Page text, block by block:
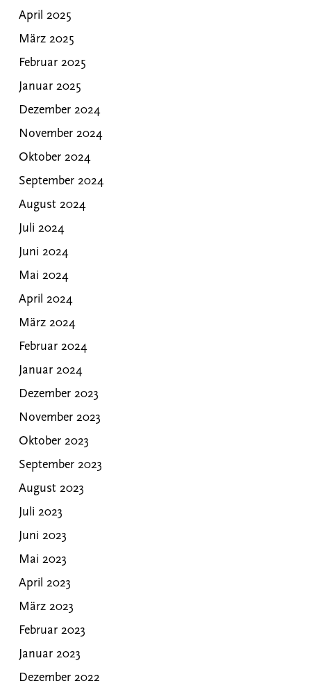
April 2025
März 2025
Februar 2025
Januar 2025
Dezember 2024
November 2024
Oktober 2024
September 2024
August 2024
Juli 2024
Juni 2024
Mai 2024
April 2024
März 2024
Februar 2024
Januar 2024
Dezember 2023
November 2023
Oktober 2023
September 2023
August 2023
Juli 2023
Juni 2023
Mai 2023
April 2023
März 2023
Februar 2023
Januar 2023
Dezember 2022